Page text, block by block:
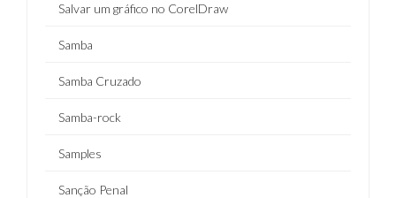
Salvar um gráfico no CorelDraw
Samba
Samba Cruzado
Samba-rock
Samples
Sanção Penal